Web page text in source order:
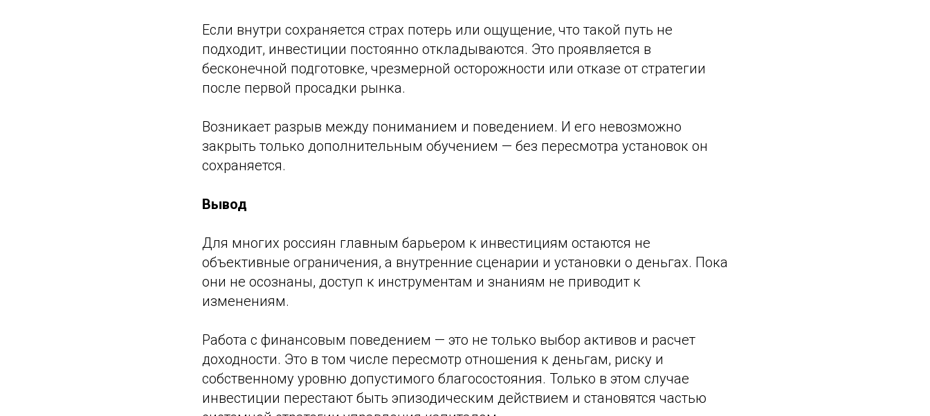
Если внутри сохраняется страх потерь или ощущение, что такой путь не
подходит, инвестиции постоянно откладываются. Это проявляется в
бесконечной подготовке, чрезмерной осторожности или отказе от стратегии
после первой просадки рынка.
Возникает разрыв между пониманием и поведением. И его невозможно
закрыть только дополнительным обучением — без пересмотра установок он
сохраняется.
Вывод
Для многих россиян главным барьером к инвестициям остаются не
объективные ограничения, а внутренние сценарии и установки о деньгах. Пока
они не осознаны, доступ к инструментам и знаниям не приводит к
изменениям.
Работа с финансовым поведением — это не только выбор активов и расчет
доходности. Это в том числе пересмотр отношения к деньгам, риску и
собственному уровню допустимого благосостояния. Только в этом случае
инвестиции перестают быть эпизодическим действием и становятся частью